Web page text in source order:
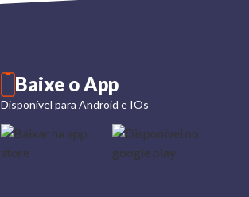
Baixe o App
Disponível para Android e IOs